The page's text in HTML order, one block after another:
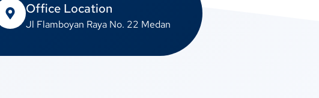
Office Location
Jl Flamboyan Raya No. 22 Medan